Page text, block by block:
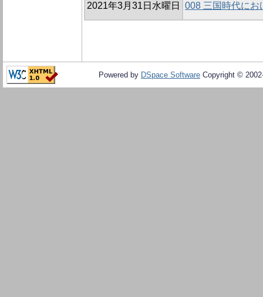
2021年3月31日水曜日 008 三国時代にお
Powered by DSpace Software Copyright ©